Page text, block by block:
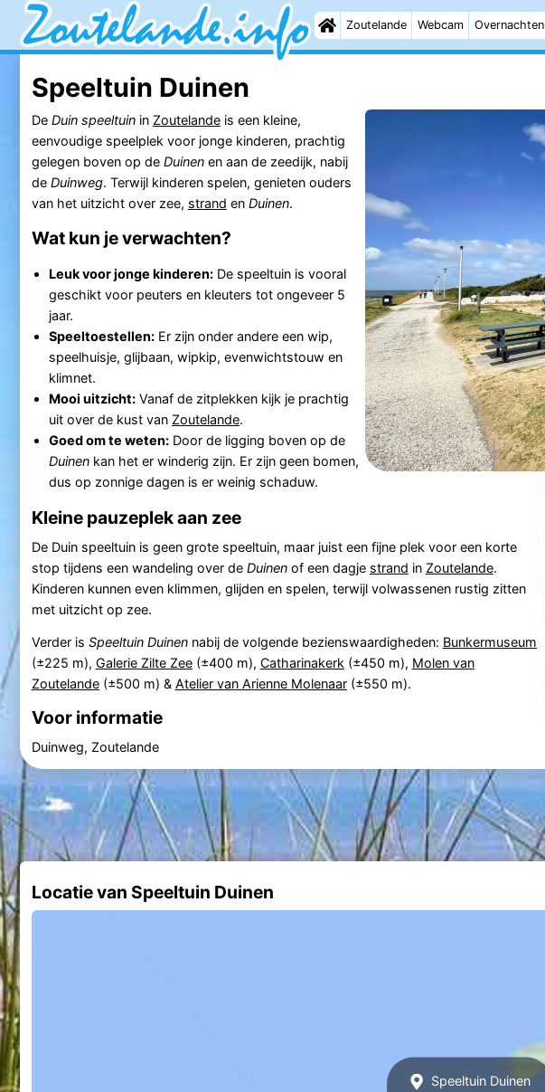
Zoutelande Webcam Overnachten
Speeltuin Duinen
De Duin speeltuinin Zoutelandeis een kleine,
eenvoudige speelplek voor jonge kinderen, prachtig
gelegen boven op de Duinenen aan de zeedijk, nabij
de Duinweg. Terwijl kinderen spelen, genieten ouders
van het uitzicht over zee, strand en Duinen.
Wat kun je verwachten?
Leuk voor jonge kinderen:De speeltuin is vooral
geschikt voor peuters en kleuters tot ongeveer 5
jaar.
Speeltoestellen:Er zijn onder andere een wip,
speelhuisje, glijbaan, wipkip, evenwichtstouw en
klimnet.
Mooi uitzicht:Vanaf de zitplekken kijk je prachtig
uit over de kust van Zoutelande.
Goed om te weten:Door de ligging boven op de
Duinenkan het er winderig zijn. Er zijn geen bomen,
dus op zonnige dagen is er weinig schaduw.
Kleine pauzeplek aan zee
De Duin speeltuin is geen grote speeltuin, maar juist een fijne plek voor een korte
stop tijdens een wandeling over de Duinenof een dagje strand in Zoutelande.
Kinderen kunnen even klimmen, glijden en spelen, terwijl volwassenen rustig zitten
met uitzicht op zee.
Verder is Speeltuin Duinennabij de volgende bezienswaardigheden: Bunkermuseum
(±225 m), Galerie Zilte Zee(±400 m), Catharinakerk (±450 m), Molen van
Zoutelande(±500 m) & Atelier van Arienne Molenaar(±550 m).
Voor informatie
Duinweg, Zoutelande
Locatie van Speeltuin Duinen
Speeltuin Duinen